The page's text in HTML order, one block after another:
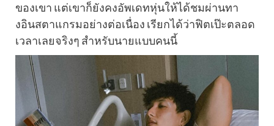
ของเขา แต่เขาก็ยังคงอัพเดทหุ่นให้ได้ชมผ่านทา
งอินสตาแกรมอย่างต่อเนื่อง เรียกได้ว่าฟิตเป๊ะตลอด
เวลาเลยจริงๆ สำหรับนายแบบคนนี้